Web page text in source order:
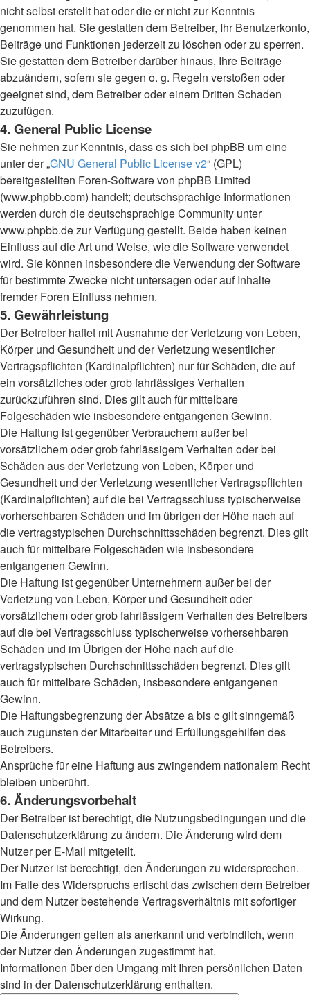
nicht selbst erstellt hat oder die er nicht zur Kenntnis
genommen hat. Sie gestatten dem Betreiber, Ihr Benutzerkonto,
Beiträge und Funktionen jederzeit zu löschen oder zu sperren.
Sie gestatten dem Betreiber darüber hinaus, Ihre Beiträge
abzuändern, sofern sie gegen o. g. Regeln verstoßen oder
geeignet sind, dem Betreiber oder einem Dritten Schaden
zuzufügen.
4. General Public License
Sie nehmen zur Kenntnis, dass es sich bei phpBB um eine
unter der „GNU General Public License v2“ (GPL)
bereitgestellten Foren-Software von phpBB Limited
(www.phpbb.com) handelt; deutschsprachige Informationen
werden durch die deutschsprachige Community unter
www.phpbb.de zur Verfügung gestellt. Beide haben keinen
Einfluss auf die Art und Weise, wie die Software verwendet
wird. Sie können insbesondere die Verwendung der Software
für bestimmte Zwecke nicht untersagen oder auf Inhalte
fremder Foren Einfluss nehmen.
5. Gewährleistung
Der Betreiber haftet mit Ausnahme der Verletzung von Leben,
Körper und Gesundheit und der Verletzung wesentlicher
Vertragspflichten (Kardinalpflichten) nur für Schäden, die auf
ein vorsätzliches oder grob fahrlässiges Verhalten
zurückzuführen sind. Dies gilt auch für mittelbare
Folgeschäden wie insbesondere entgangenen Gewinn.
Die Haftung ist gegenüber Verbrauchern außer bei
vorsätzlichem oder grob fahrlässigem Verhalten oder bei
Schäden aus der Verletzung von Leben, Körper und
Gesundheit und der Verletzung wesentlicher Vertragspflichten
(Kardinalpflichten) auf die bei Vertragsschluss typischerweise
vorhersehbaren Schäden und im übrigen der Höhe nach auf
die vertragstypischen Durchschnittsschäden begrenzt. Dies gilt
auch für mittelbare Folgeschäden wie insbesondere
entgangenen Gewinn.
Die Haftung ist gegenüber Unternehmern außer bei der
Verletzung von Leben, Körper und Gesundheit oder
vorsätzlichem oder grob fahrlässigem Verhalten des Betreibers
auf die bei Vertragsschluss typischerweise vorhersehbaren
Schäden und im Übrigen der Höhe nach auf die
vertragstypischen Durchschnittsschäden begrenzt. Dies gilt
auch für mittelbare Schäden, insbesondere entgangenen
Gewinn.
Die Haftungsbegrenzung der Absätze a bis c gilt sinngemäß
auch zugunsten der Mitarbeiter und Erfüllungsgehilfen des
Betreibers.
Ansprüche für eine Haftung aus zwingendem nationalem Recht
bleiben unberührt.
6. Änderungsvorbehalt
Der Betreiber ist berechtigt, die Nutzungsbedingungen und die
Datenschutzerklärung zu ändern. Die Änderung wird dem
Nutzer per E-Mail mitgeteilt.
Der Nutzer ist berechtigt, den Änderungen zu widersprechen.
Im Falle des Widerspruchs erlischt das zwischen dem Betreiber
und dem Nutzer bestehende Vertragsverhältnis mit sofortiger
Wirkung.
Die Änderungen gelten als anerkannt und verbindlich, wenn
der Nutzer den Änderungen zugestimmt hat.
Informationen über den Umgang mit Ihren persönlichen Daten
sind in der Datenschutzerklärung enthalten.